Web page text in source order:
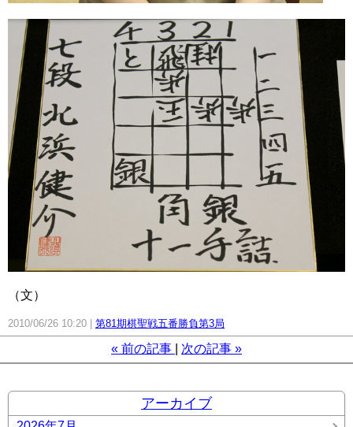
（文）
2010/06/26 10:20 第81期棋聖戦五番勝負第3局
« 前の記事 次の記事 »
アーカイブ